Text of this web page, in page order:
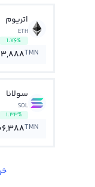
اتریوم
ETH
1.76%
TMN
سولانا
SOL
1.33%
TMN